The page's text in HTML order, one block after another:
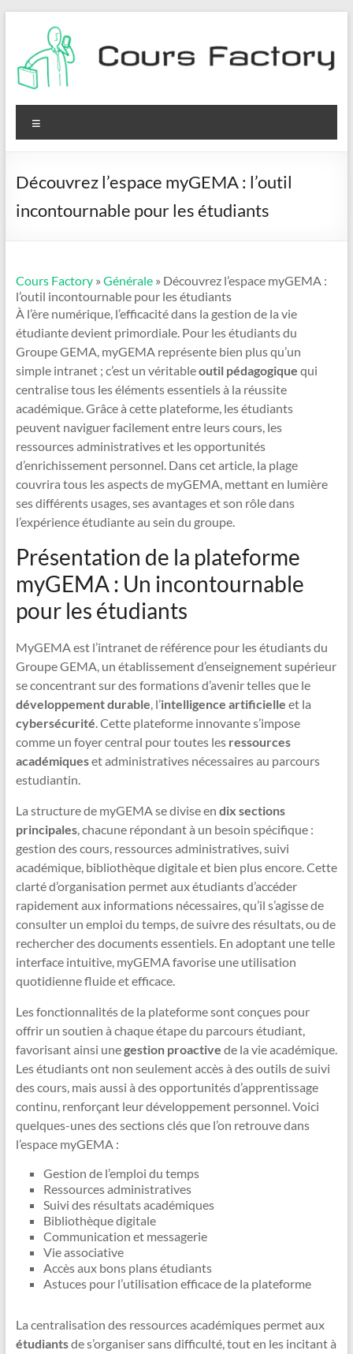
contenu
Cours
Factory
Découvrez l’espace myGEMA : l’outil
incontournable pour les étudiants
Cours Factory» Générale» Découvrez l’espace myGEMA :
l’outil incontournable pour les étudiants
À l’ère numérique, l’efficacité dans la gestion de la vie
étudiante devient primordiale. Pour les étudiants du
Groupe GEMA, myGEMA représente bien plus qu’un
simple intranet ; c’est un véritableoutil pédagogique qui
centralise tous les éléments essentiels à la réussite
académique. Grâce à cette plateforme, les étudiants
peuvent naviguer facilement entre leurs cours, les
ressources administratives et les opportunités
d’enrichissement personnel. Dans cet article, la plage
couvrira tous les aspects de myGEMA, mettant en lumière
ses différents usages, ses avantages et son rôle dans
l’expérience étudiante au sein du groupe.
Présentation de la plateforme
myGEMA : Un incontournable
pour les étudiants
MyGEMA est l’intranet de référence pour les étudiants du
Groupe GEMA, un établissement d’enseignement supérieur
se concentrant sur des formations d’avenir telles que le
développement durable, l’intelligence artificielle et la
cybersécurité. Cette plateforme innovante s’impose
comme un foyer central pour toutes les ressources
académiqueset administratives nécessaires au parcours
estudiantin.
La structure de myGEMA se divise en dix sections
principales, chacune répondant à un besoin spécifique :
gestion des cours, ressources administratives, suivi
académique, bibliothèque digitale et bien plus encore. Cette
clarté d’organisation permet aux étudiants d’accéder
rapidement aux informations nécessaires, qu’il s’agisse de
consulter un emploi du temps, de suivre des résultats, ou de
rechercher des documents essentiels. En adoptant une telle
interface intuitive, myGEMA favorise une utilisation
quotidienne fluide et efficace.
Les fonctionnalités de la plateforme sont conçues pour
offrir un soutien à chaque étape du parcours étudiant,
favorisant ainsi unegestion proactive de la vie académique.
Les étudiants ont non seulement accès à des outils de suivi
des cours, mais aussi à des opportunités d’apprentissage
continu, renforçant leur développement personnel. Voici
quelques-unes des sections clés que l’on retrouve dans
l’espace myGEMA :
Gestion de l’emploi du temps
Ressources administratives
Suivi des résultats académiques
Bibliothèque digitale
Communication et messagerie
Vie associative
Accès aux bons plans étudiants
Astuces pour l’utilisation efficace de la plateforme
La centralisation des ressources académiques permet aux
étudiantsde s’organiser sans difficulté, tout en les incitant à